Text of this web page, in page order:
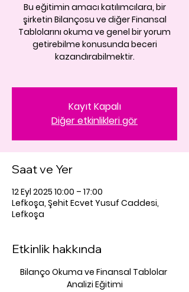
Bu eğitimin amacı katılımcılara, bir
şirketin Bilançosu ve diğer Finansal
Tablolarını okuma ve genel bir yorum
getirebilme konusunda beceri
kazandırabilmektir.
Kayıt Kapalı
Diğer etkinlikleri gör
Saat ve Yer
12 Eyl 2025 10:00 – 17:00
Lefkoşa, Şehit Ecvet Yusuf Caddesi,
Lefkoşa
Etkinlik hakkında
Bilanço Okuma ve Finansal Tablolar
Analizi Eğitimi